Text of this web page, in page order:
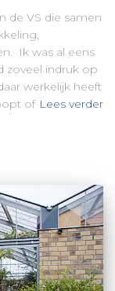
de VS die samen
Ik was al eens
zoveel indruk op
werkelijk heeft
of Lees verder